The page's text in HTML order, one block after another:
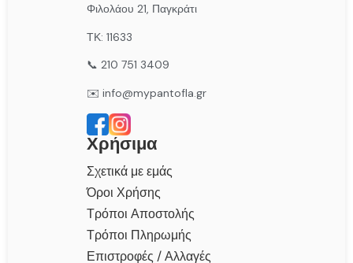
Φιλολάου 21, Παγκράτι
ΤΚ: 11633
📞 210 751 3409
✉️ info@mypantofla.gr
Χρήσιμα
Σχετικά με εμάς
Όροι Χρήσης
Τρόποι Αποστολής
Τρόποι Πληρωμής
Επιστροφές / Αλλαγές